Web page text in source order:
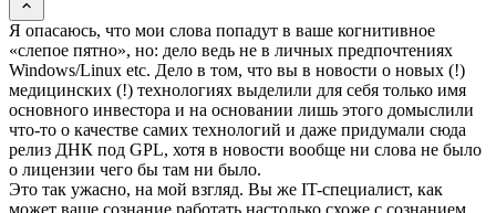
Я опасаюсь, что мои слова попадут в ваше когнитивное
«слепое пятно», но: дело ведь не в личных предпочтениях
Windows/Linux etc. Дело в том, что вы в новости о новых (!)
медицинских (!) технологиях выделили для себя только имя
основного инвестора и на основании лишь этого домыслили
что-то о качестве самих технологий и даже придумали сюда
релиз ДНК под GPL, хотя в новости вообще ни слова не было
о лицензии чего бы там ни было.
Это так ужасно, на мой взгляд. Вы же IT-специалист, как
может ваше сознание работать настолько схоже с сознанием